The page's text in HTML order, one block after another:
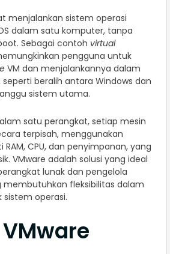
menjalankan sistem operasi
dalam satu komputer, tanpa
Sebagai contoh virtual
pengguna untuk
VM dan menjalankannya dalam
beralih antara Windows dan
sistem utama.
satu perangkat, setiap mesin
terpisah, menggunakan
CPU, dan penyimpanan, yang
VMware adalah solusi yang ideal
lunak dan pengelola
membutuhkan fleksibilitas dalam
operasi.